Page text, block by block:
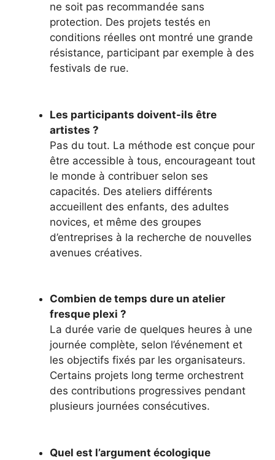
ne soit pas recommandée sans
protection. Des projets testés en
conditions réelles ont montré une grande
résistance, participant par exemple à des
festivals de rue.
Les participants doivent-ils être
artistes ?
Pas du tout. La méthode est conçue pour
être accessible à tous, encourageant tout
le monde à contribuer selon ses
capacités. Des ateliers différents
accueillent des enfants, des adultes
novices, et même des groupes
d’entreprises à la recherche de nouvelles
avenues créatives.
Combien de temps dure un atelier
fresque plexi ?
La durée varie de quelques heures à une
journée complète, selon l’événement et
les objectifs fixés par les organisateurs.
Certains projets long terme orchestrent
des contributions progressives pendant
plusieurs journées consécutives.
Quel est l’argument écologique